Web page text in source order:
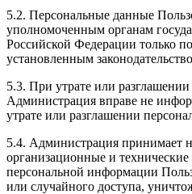
5.2. Персональные данные
уполномоченным органам
Российской Федерации только
установленным
5.3. При утрате или
Администрация вправе не
утрате или разглашении
5.4. Администрация принимает
организационные и
персональной информации
или случайного доступа,